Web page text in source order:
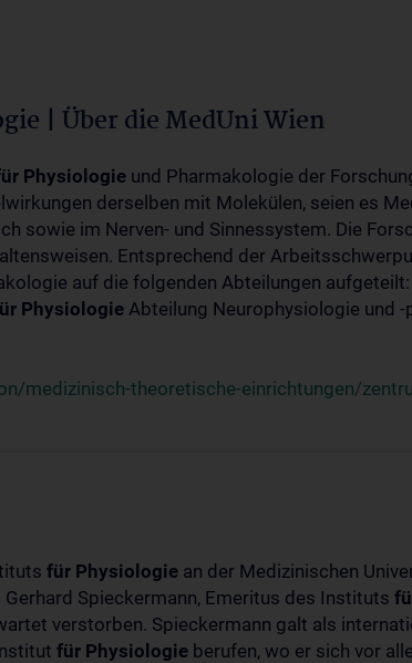
| Über die MedUni Wien
Physiologie und Pharmakologie der
derselben mit Molekülen, seien es
sowie im Nerven- und Sinnessystem. Die
Entsprechend der
auf die folgenden Abteilungen
Physiologie Abteilung Neurophysiologie und
medizinisch-theoretische-einrichtungen/
für Physiologie an der Medizinischen
Spieckermann, Emeritus des Instituts
verstorben. Spieckermann galt als
für Physiologie berufen, wo er sich vor